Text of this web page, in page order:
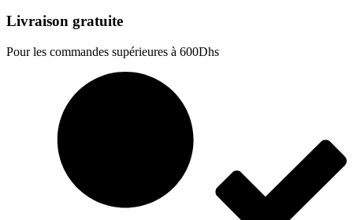
Livraison gratuite
Pour les commandes supérieures à 600Dhs